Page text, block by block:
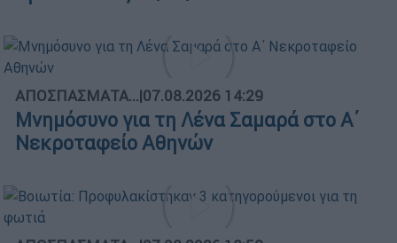
ΑΠΟΣΠΑΣΜΑΤΑ...|07.08.2026 14:29
Μνημόσυνο για τη Λένα Σαμαρά στο Α΄
Νεκροταφείο Αθηνών